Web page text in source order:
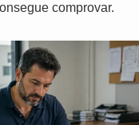
comprovar.